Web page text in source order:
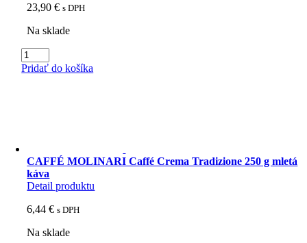
23,90€ s DPH
Na sklade
množstvo
CAFFÉ
zrnková
káva
Pridať do košíka
CAFFÉ MOLINARI Caffé Crema Tradizione 250 g mletá
káva
Detail produktu
6,44€ s DPH
Na sklade